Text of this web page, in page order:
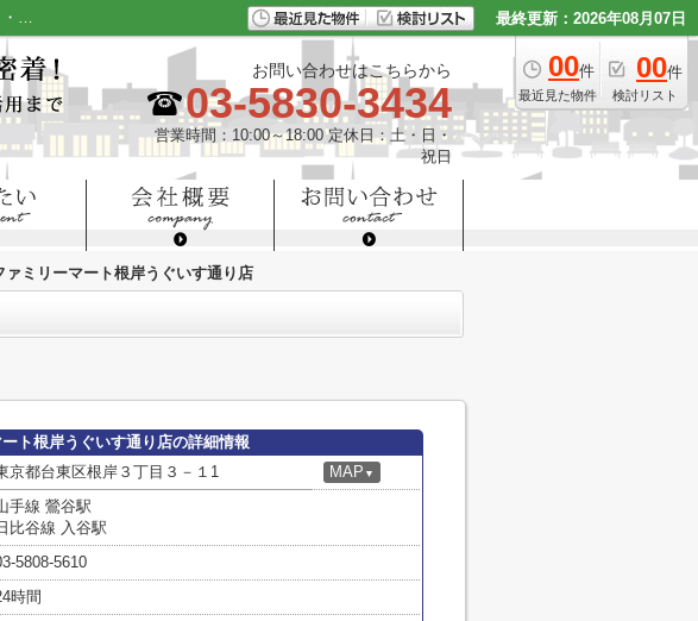
ファミリーマート根岸うぐいす通り店情報ページ|上野・浅草の賃貸・売買・不動産情報はメイワ・エステート 最終更新：2026年08月07日
00件
最近見た物件
00件
検討リスト
お問い合わせはこちらから
03-5830-3434
営業時間：10:00～18:00 定休日：土・日・
祝日
ァミリーマート根岸うぐいす通り店
ト根岸うぐいす通り店の詳細情報
京都台東区根岸３丁目３－１1 MAP ▼
手線 鶯谷駅
比谷線 入谷駅
5808-5610
時間